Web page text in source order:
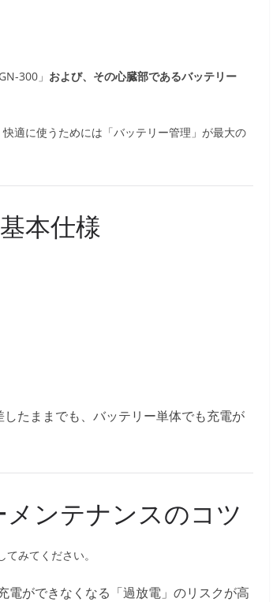
300」 および、その心臓部であるバッテリー
適に使うためには「バッテリー管理」が最大の
本仕様
たままでも、バッテリー単体でも充電が
ンテナンスのコツ
みてください。
電ができなくなる「過放電」のリスクが高